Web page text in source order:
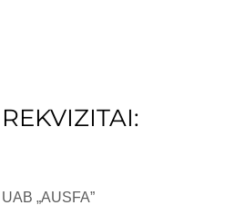
REKVIZITAI:
UAB „AUSFA”